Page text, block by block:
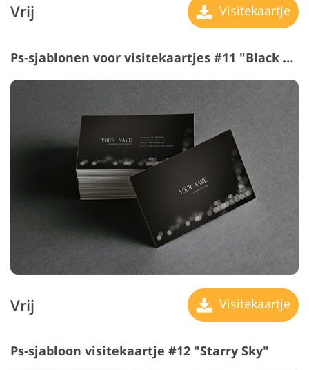
Vrij Visitekaartje
Ps-sjablonen voor visitekaartjes #11 "Black Aesthetics"
Vrij Visitekaartje
Ps-sjabloon visitekaartje #12 "Starry Sky"